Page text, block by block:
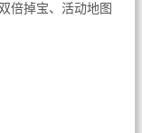
倍掉宝、活动地图